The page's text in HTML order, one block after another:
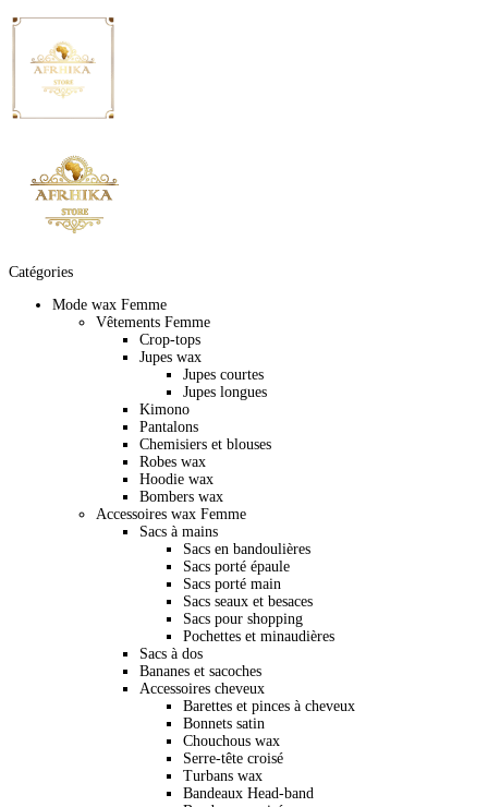
Catégories
Mode wax Femme
Vêtements Femme
Crop-tops
Jupes wax
Jupes courtes
Jupes longues
Kimono
Pantalons
Chemisiers et blouses
Robes wax
Hoodie wax
Bombers wax
Accessoires wax Femme
Sacs à mains
Sacs en bandoulières
Sacs porté épaule
Sacs porté main
Sacs seaux et besaces
Sacs pour shopping
Pochettes et minaudières
Sacs à dos
Bananes et sacoches
Accessoires cheveux
Barettes et pinces à cheveux
Bonnets satin
Chouchous wax
Serre-tête croisé
Turbans wax
Bandeaux Head-band